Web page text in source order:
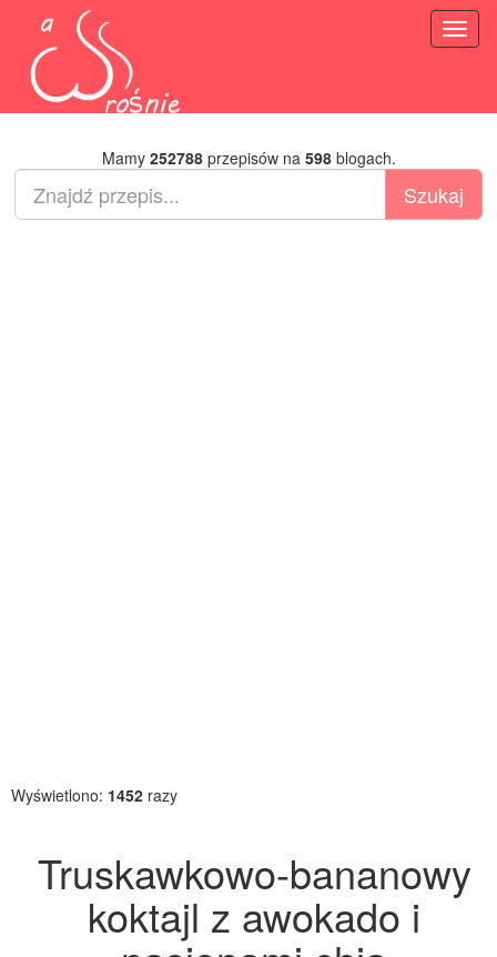
Mamy 252788przepisów na 598blogach.
Wyświetlono: 1452 razy
Truskawkowo-bananowy
koktajl z awokado i